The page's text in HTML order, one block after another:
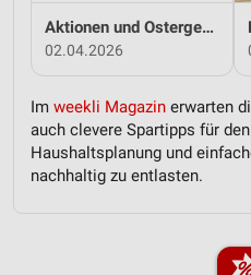
Aktionen und Ostergewinnspiel - bei ROLLER
02.04.2026
Im weekli Magazin erwarten
auch clevere Spartipps für
Haushaltsplanung und
nachhaltig zu entlasten.